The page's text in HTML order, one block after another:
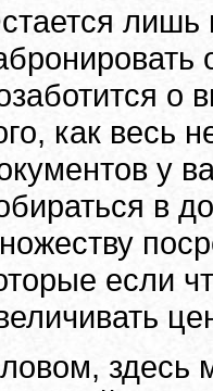
лишь
о
как весь
у
в
если
здесь